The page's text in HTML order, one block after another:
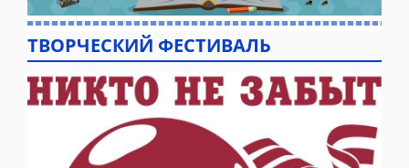
ТВОРЧЕСКИЙ ФЕСТИВАЛЬ